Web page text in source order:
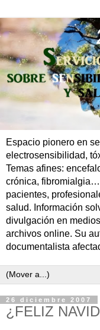
Espacio pionero en
electrosensibilidad,
Temas afines:
crónica,
pacientes,
salud. Información
divulgación en
archivos online. Su
documentalista
26 diciembre 2007
¿FELIZ